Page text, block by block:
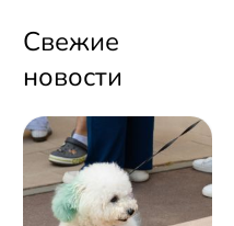
Свежие
новости